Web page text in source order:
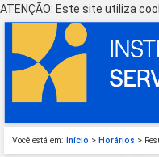
ATENÇÃO: Este site utiliza
Você está em: Início > Horários >